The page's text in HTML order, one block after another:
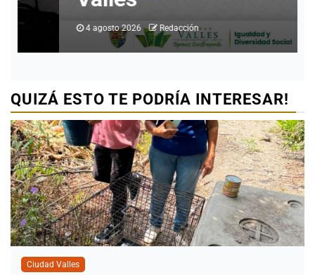
4 agosto 2026 Redacción
QUIZÁ ESTO TE PODRÍA INTERESAR!
Ciudad Valles